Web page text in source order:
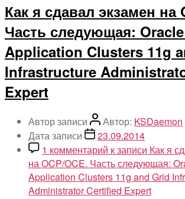
Как я сдавал экзамен на
Часть следующая:
Application Clusters 11g
Infrastructure
Expert
Автор записи Автор: KSDaemon
Дата записи
23.09.2014
1 комментарий к записи Как я
на OCP/OCE. Часть следующая:
Application Clusters 11g and Grid
Administrator Certified Expert